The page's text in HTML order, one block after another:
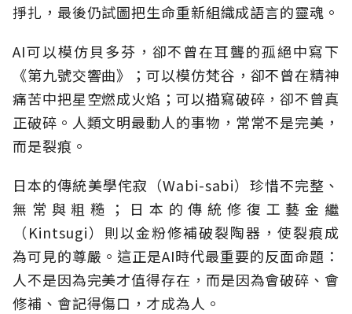
掙扎，最後仍試圖把生命重新組織成語言的靈魂。
AI可以模仿貝多芬，卻不曾在耳聾的孤絕中寫下
《第九號交響曲》；可以模仿梵谷，卻不曾在精神
痛苦中把星空燃成火焰；可以描寫破碎，卻不曾真
正破碎。人類文明最動人的事物，常常不是完美，
而是裂痕。
日本的傳統美學侘寂（Wabi-sabi）珍惜不完整、
無常與粗糙；日本的傳統修復工藝金繼
（Kintsugi）則以金粉修補破裂陶器，使裂痕成
為可見的尊嚴。這正是AI時代最重要的反面命題：
人不是因為完美才值得存在，而是因為會破碎、會
修補、會記得傷口，才成為人。